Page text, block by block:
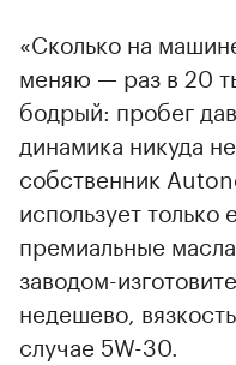
«Сколько на
меняю — раз в 20
бодрый: пробег
динамика никуда
собственник
использует только
премиальные
заводом-
недешево,
случае 5W-30.